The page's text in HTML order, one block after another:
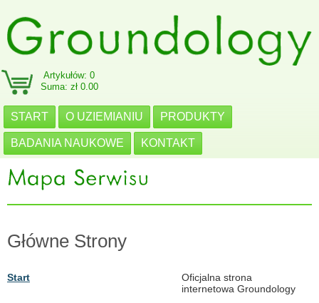
Artykułów: 0
Suma: zł 0.00
START O UZIEMIANIU PRODUKTY
BADANIA NAUKOWE KONTAKT
Główne Strony
Start
Oficjalna strona
internetowa Groundology